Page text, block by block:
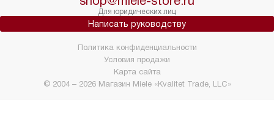
Для юридических лиц
Написать руководству
© 2004 – 2026 Магазин Miele «Kvalitet Trade, LLC»
Политика конфиденциальности
Условия продажи
Карта сайта